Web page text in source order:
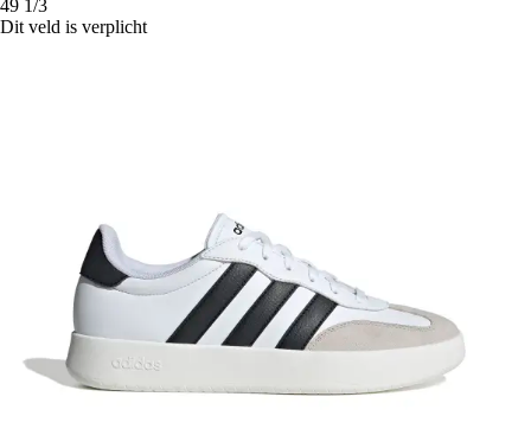
49 1/3
Dit veld is verplicht